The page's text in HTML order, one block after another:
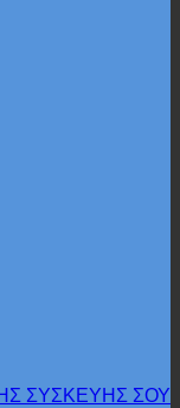
ΣΥΣΚΕΥΗΣ ΣΟΥ